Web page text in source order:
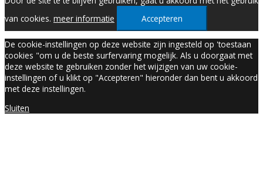
van cookies. meer informatie Accepteren
De cookie-instellingen op deze website zijn ingesteld op 'toestaan
cookies "om u de beste surfervaring mogelijk. Als u doorgaat met
deze website te gebruiken zonder het wijzigen van uw cookie-
instellingen of u klikt op "Accepteren" hieronder dan bent u akkoord
met deze instellingen.
Sluiten